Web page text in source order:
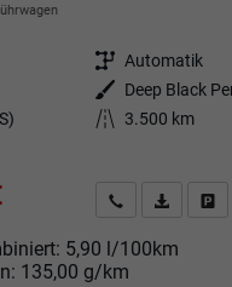
Getriebe Automatik
Außenfarbe
Deep Black
Kilometerstand
3.500 km
Angebot
5,90 l/100km
135,00 g/km